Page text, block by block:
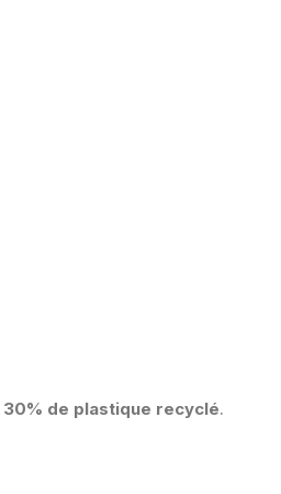
30% de plastique recyclé.